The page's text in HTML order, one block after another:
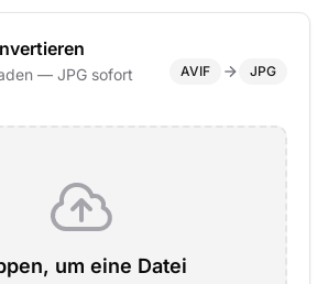
— JPG sofort
AVIF JPG
um eine Datei